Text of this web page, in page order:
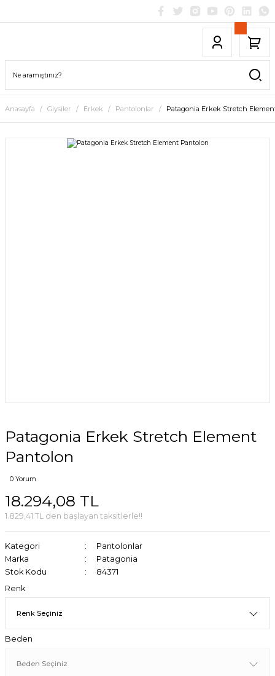
Anasayfa Giysiler Erkek Pantolonlar Patagonia Erkek Stretch
Patagonia Erkek Stretch Element
Pantolon
0 Yorum
18.294,08 TL
1.829,41 TL den başlayan taksitlerle!!
Kategori
Pantolonlar
Marka
Patagonia
Stok Kodu
84371
Renk
Beden